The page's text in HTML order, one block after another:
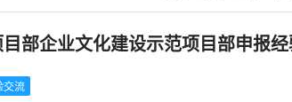
部企业文化建设示范项目部申报
交流